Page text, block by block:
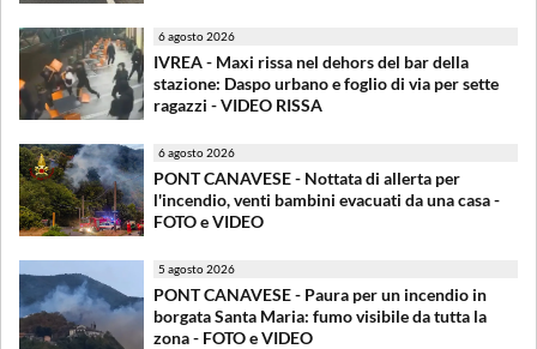
6 agosto 2026
IVREA - Maxi rissa nel dehors del bar della
stazione: Daspo urbano e foglio di via per sette
ragazzi - VIDEO RISSA
6 agosto 2026
PONT CANAVESE - Nottata di allerta per
l'incendio, venti bambini evacuati da una casa -
FOTO e VIDEO
5 agosto 2026
PONT CANAVESE - Paura per un incendio in
borgata Santa Maria: fumo visibile da tutta la
zona - FOTO e VIDEO